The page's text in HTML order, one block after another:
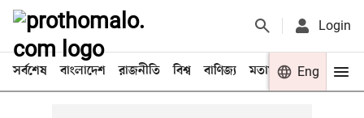
Login
সর্বশেষ বাংলাদেশ রাজনীতি বিশ্ব বাণিজ্য মতামত খেলা
Eng